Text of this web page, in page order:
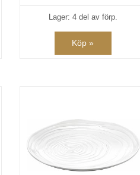
Lager: 4 del av förp.
Köp »